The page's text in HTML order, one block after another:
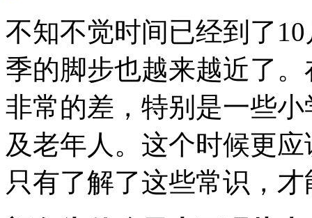
不知不觉时间已经到了
季的脚步也越来越近了
非常的差，特别是一些
及老年人。这个时候更
只有了解了这些常识，